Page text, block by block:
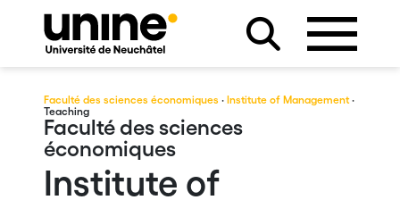
Faculté des sciences économiques · Institute of Management·
Teaching
Faculté des sciences
économiques
Institute of